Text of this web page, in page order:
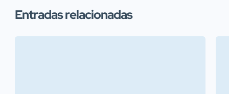
Entradas relacionadas